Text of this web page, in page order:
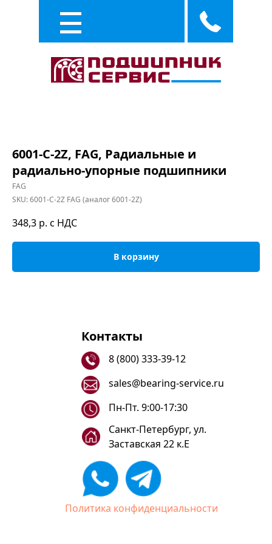
6001-C-2Z, FAG, Радиальные и
радиально-упорные подшипники
FAG
SKU:6001-C-2Z FAG (аналог 6001-2Z)
348,3 р. с НДС
В корзину
Контакты
8 (800) 333-39-12
sales@bearing-service.ru
Санкт-Петербург, ул.
Заставская 22 к.Е
Пн-Пт. 9:00-17:30
Политика конфиденциальности